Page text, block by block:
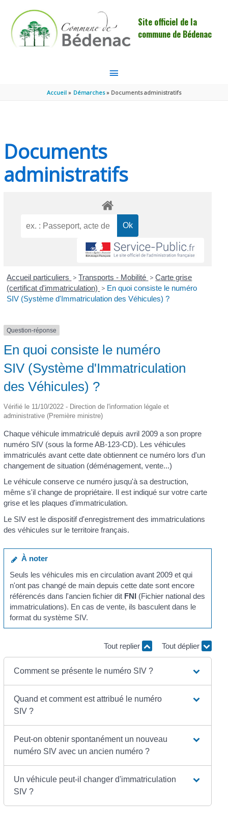
Site officiel de la
commune de Bédenac
MENU
PRINCIPAL
Accueil Démarches Documents administratifs
Documents
administratifs
Accueil particuliers > Transports - Mobilité > Carte grise
(certificat d'immatriculation) > En quoi consiste le numéro
SIV (Système d'Immatriculation des Véhicules) ?
Question-réponse
En quoi consiste le numéro
SIV (Système d'Immatriculation
des Véhicules) ?
Vérifié le 11/10/2022 - Direction de l'information légale et
administrative (Première ministre)
Chaque véhicule immatriculé depuis avril 2009 a son propre
numéro SIV (sous la forme AB-123-CD). Les véhicules
immatriculés avant cette date obtiennent ce numéro lors d'un
changement de situation (déménagement, vente...)
Le véhicule conserve ce numéro jusqu'à sa destruction,
même s'il change de propriétaire. Il est indiqué sur votre carte
grise et les plaques d'immatriculation.
Le SIV est le dispositif d'enregistrement des immatriculations
des véhicules sur le territoire français.
À noter
Seuls les véhicules mis en circulation avant 2009 et qui
n'ont pas changé de main depuis cette date sont encore
référencés dans l'ancien fichier dit FNI (Fichier national des
immatriculations). En cas de vente, ils basculent dans le
format du système SIV.
Tout replier Tout déplier
Comment se présente le numéro SIV ?
Quand et comment est attribué le numéro
SIV ?
Peut-on obtenir spontanément un nouveau
numéro SIV avec un ancien numéro ?
Un véhicule peut-il changer d'immatriculation
SIV ?